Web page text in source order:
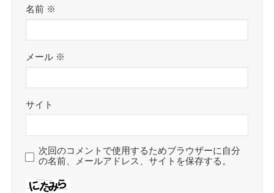
名前 ※
メール ※
サイト
次回のコメントで使用するためブラウザーに自分
の名前、メールアドレス、サイトを保存する。